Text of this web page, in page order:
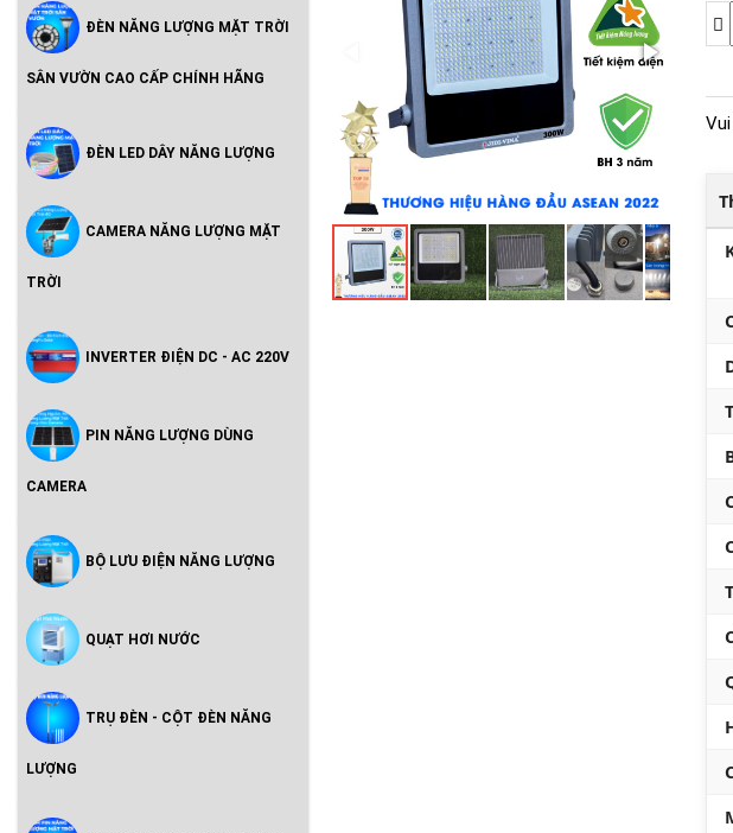
Vườn Cao Cấp Chính Hãng
Hoàng Quốc Bảo - Độ Sáng Cao,
ĐÈN NĂNG LƯỢNG MẶT TRỜI
SÂN VƯỜN CAO CẤP CHÍNH HÃNG
ĐÈN LED DÂY NĂNG LƯỢNG
CAMERA NĂNG LƯỢNG MẶT
TRỜI
INVERTER ĐIỆN DC - AC 220V
PIN NĂNG LƯỢNG DÙNG
CAMERA
BỘ LƯU ĐIỆN NĂNG LƯỢNG
QUẠT HƠI NƯỚC
TRỤ ĐÈN - CỘT ĐÈN NĂNG
LƯỢNG